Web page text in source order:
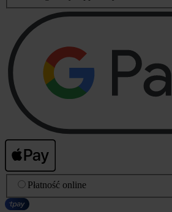
Płatność online